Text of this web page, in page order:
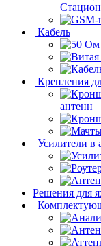
Кабель
Крепления
антенн
Усилители в
Решения для